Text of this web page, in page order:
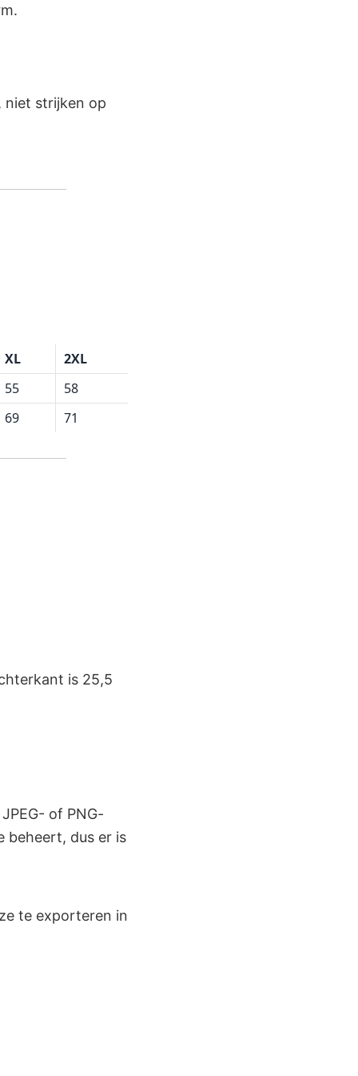
niet strijken op
XL
2XL
55
58
69 71
is 25,5
of PNG-
beheert, dus er is
te exporteren in